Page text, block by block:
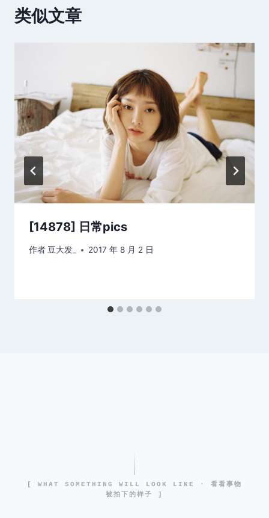
类似文章
[14878] 日常pics
作者豆大发_ 2017 年 8 月 2 日
[ WHAT SOMETHING WILL LOOK LIKE · 看看事物
被拍下的样子 ]